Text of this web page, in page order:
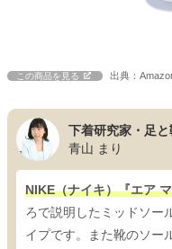
この商品を見る 出典：
下着研究家・足
青山 まり
NIKE（ナイキ）『エア
ろで説明したミッドソー
イプです。また靴のソー